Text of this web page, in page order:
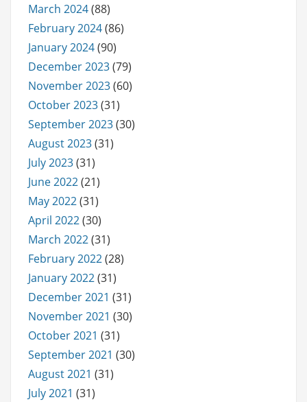
March 2024(88)
February 2024(86)
January 2024(90)
December 2023(79)
November 2023(60)
October 2023(31)
September 2023(30)
August 2023(31)
July 2023(31)
June 2022(21)
May 2022(31)
April 2022(30)
March 2022(31)
February 2022(28)
January 2022(31)
December 2021 (31)
November 2021 (30)
October 2021 (31)
September 2021 (30)
August 2021 (31)
July 2021 (31)